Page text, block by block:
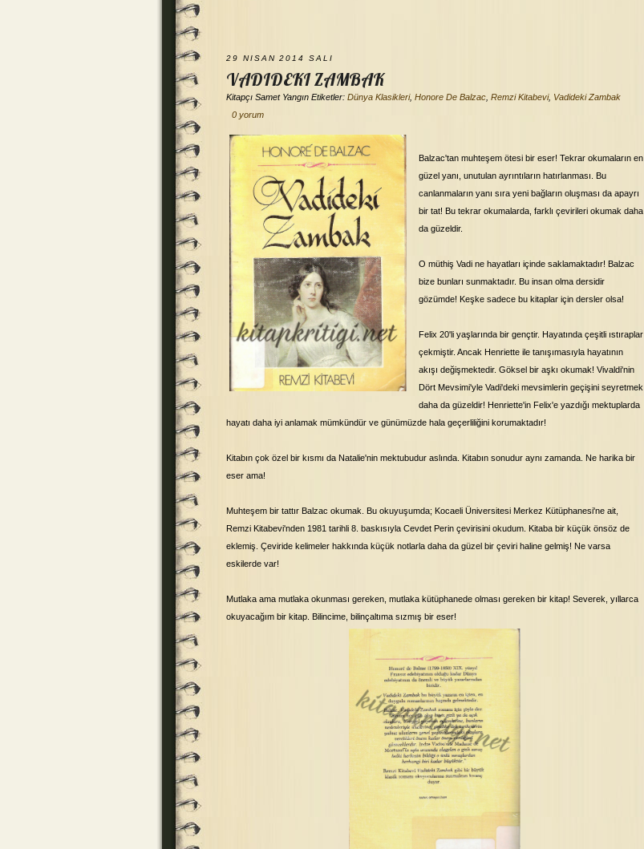
29 NISAN 2014 SALI
VADIDEKI ZAMBAK
Kitapçı Samet Yangın Etiketler: Dünya Klasikleri, Honore De Balzac Remzi Kitabevi, Vadideki Zambak
0 yorum
Balzac'tan muhteşem ötesi bir eser! Tekrar okumaların en
güzel yanı, unutulan ayrıntıların hatırlanması. Bu
canlanmaların yanı sıra yeni bağların oluşması da apayrı
bir tat! Bu tekrar okumalarda, farklı çevirileri okumak daha
da güzeldir.
O müthiş Vadi ne hayatları içinde saklamaktadır! Balzac
bize bunları sunmaktadır. Bu insan olma dersidir
gözümde! Keşke sadece bu kitaplar için dersler olsa!
Felix 20'li yaşlarında bir gençtir. Hayatında çeşitli ıstıraplar
çekmiştir. Ancak Henriette ile tanışımasıyla hayatının
akışı değişmektedir. Göksel bir aşkı okumak! Vivaldi'nin
Dört Mevsimi'yle Vadi'deki mevsimlerin geçişini seyretmek
daha da güzeldir! Henriette'in Felix'e yazdığı mektuplarda
hayatı daha iyi anlamak mümkündür ve günümüzde hala geçerliliğini korumaktadır!
Kitabın çok özel bir kısmı da Natalie'nin mektubudur aslında. Kitabın sonudur aynı zamanda. Ne harika bir
eser ama!
Muhteşem bir tattır Balzac okumak. Bu okuyuşumda; Kocaeli Üniversitesi Merkez Kütüphanesi'ne ait,
Remzi Kitabevi'nden 1981 tarihli 8. baskısıyla Cevdet Perin çevirisini okudum. Kitaba bir küçük önsöz de
eklemiş. Çeviride kelimeler hakkında küçük notlarla daha da güzel bir çeviri haline gelmiş! Ne varsa
eskilerde var!
Mutlaka ama mutlaka okunması gereken, mutlaka kütüphanede olması gereken bir kitap! Severek, yıllarca
okuyacağım bir kitap. Bilincime, bilinçaltıma sızmış bir eser!